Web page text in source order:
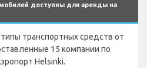
доступны для аренды на
транспортных средств от
15 компании по
Helsinki.